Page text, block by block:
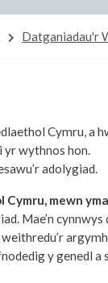
Datganiadau'r
Cymru,
yr wythnos hon.
adolygiad.
mewn
Mae’n
y genedl a